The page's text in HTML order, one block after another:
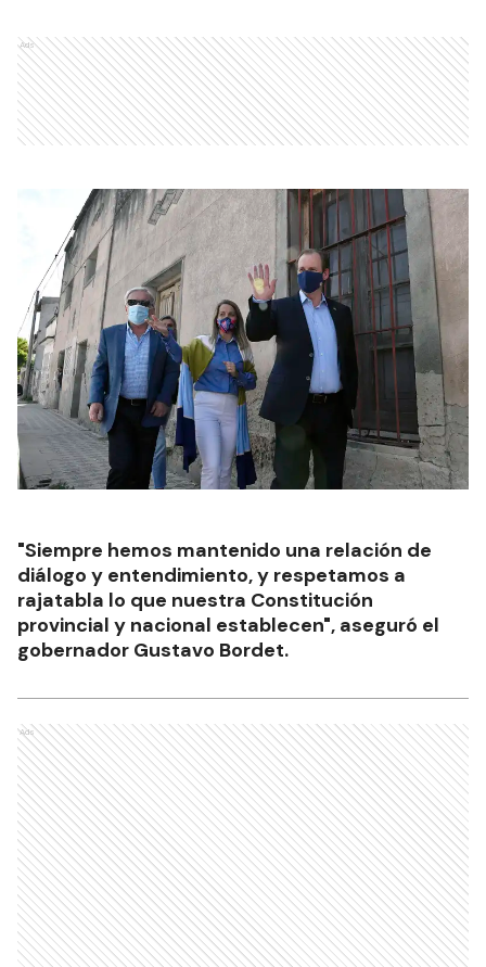
Ads
"Siempre hemos mantenido una relación de
diálogo y entendimiento, y respetamos a
rajatabla lo que nuestra Constitución
provincial y nacional establecen", aseguró el
gobernador Gustavo Bordet.
Ads